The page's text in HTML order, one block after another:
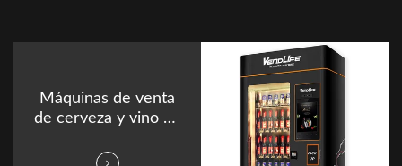
Máquinas de venta
de cerveza y vino de
refrigerador